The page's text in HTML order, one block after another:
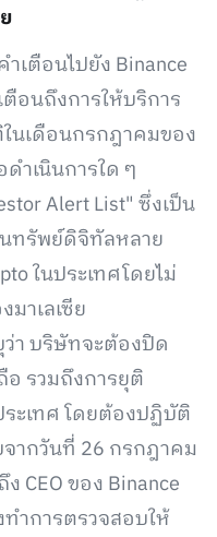
เตือนไปยัง Binance
ตือนถึงการให้บริการ
นเดือนกรกฎาคมของ
ำเนินการใด ๆ
Alert List" ซึ่งเป็น
ทรัพย์ดิจิทัลหลาย
ในประเทศโดยไม่
าเลเซีย
า บริษัทจะต้องปิด
อ รวมถึงการยุติ
ะเทศ โดยต้องปฏิบัติ
จากวันที่ 26 กรกฎาคม
CEO ของ Binance
ทำการตรวจสอบให้